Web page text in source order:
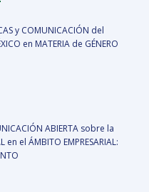
y COMUNICACIÓN del
en MATERIA de GÉNERO
ABIERTA sobre la
en el ÁMBITO EMPRESARIAL: